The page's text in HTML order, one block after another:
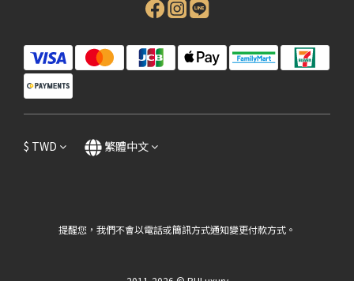
$ TWD 繁體中文
提醒您，我們不會以電話或簡訊方式通知變更付款方式。